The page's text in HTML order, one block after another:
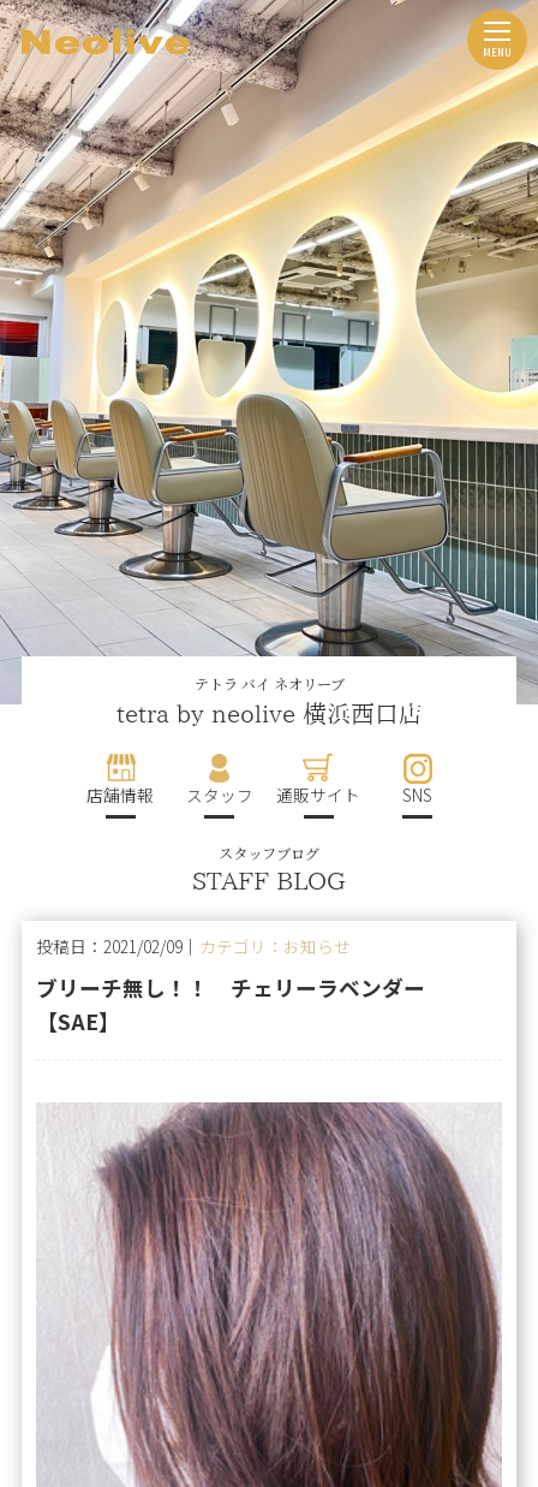
テトラ バイ ネオリーブ
tetra by neolive 横浜西口店
店舗情報 スタッフ 通販サイト SNS
スタッフブログ
STAFF BLOG
投稿日：2021/02/09｜ カテゴリ：お知らせ
ブリーチ無し！！ チェリーラベンダー
【SAE】